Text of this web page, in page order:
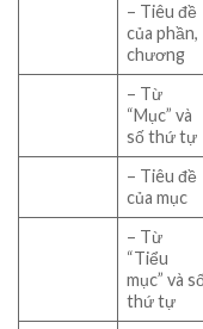
– Tiêu đề
của phần,
chương
– Từ
“Mục” và
số thứ tự
– Tiêu đề
của mục
– Từ
“Tiểu
mục” và
thứ tự